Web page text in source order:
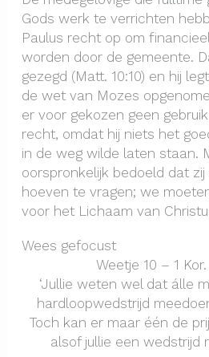
Gods werk te verrichten
Paulus recht op om
worden door de gemeente.
gezegd (Matt. 10:10) en hij
de wet van Mozes
er voor gekozen geen
recht, omdat hij niets het
in de weg wilde laten staan.
oorspronkelijk bedoeld dat
hoeven te vragen; we
voor het Lichaam van
Wees gefocust
Weetje 10 – 1
‘Jullie weten wel dat álle
hardloopwedstrijd
Toch kan er maar één de
alsof jullie een wedstrijd